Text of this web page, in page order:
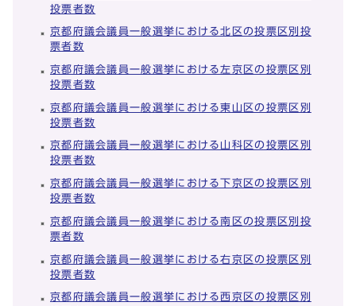
投票者数
京都府議会議員一般選挙における北区の投票区別投
票者数
京都府議会議員一般選挙における左京区の投票区別
投票者数
京都府議会議員一般選挙における東山区の投票区別
投票者数
京都府議会議員一般選挙における山科区の投票区別
投票者数
京都府議会議員一般選挙における下京区の投票区別
投票者数
京都府議会議員一般選挙における南区の投票区別投
票者数
京都府議会議員一般選挙における右京区の投票区別
投票者数
京都府議会議員一般選挙における西京区の投票区別